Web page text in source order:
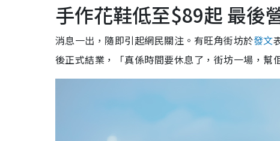
手作花鞋低至$89起 最後
消息一出，隨即引起網民關注。有旺角街坊於發文
後正式結業，「真係時間要休息了，街坊一場，幫